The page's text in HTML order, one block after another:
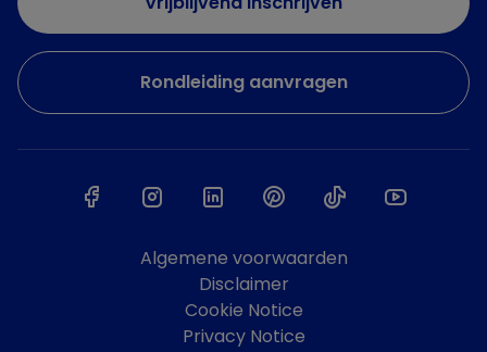
Rondleiding aanvragen
Algemene voorwaarden
Disclaimer
Cookie Notice
Privacy Notice